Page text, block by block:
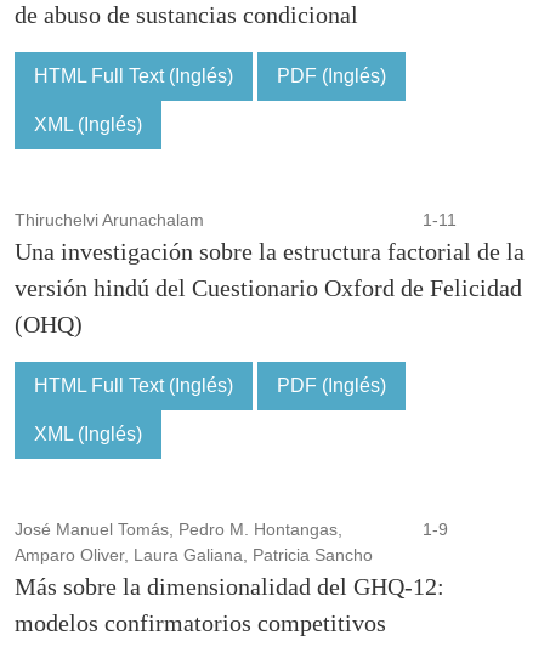
de abuso de sustancias condicional
HTML Full Text (Inglés) PDF (Inglés)
XML (Inglés)
Thiruchelvi Arunachalam 1-11
Una investigación sobre la estructura factorial de la
versión hindú del Cuestionario Oxford de Felicidad
(OHQ)
HTML Full Text (Inglés) PDF (Inglés)
XML (Inglés)
José Manuel Tomás, Pedro M. Hontangas,
Amparo Oliver, Laura Galiana, Patricia Sancho
1-9
Más sobre la dimensionalidad del GHQ-12:
modelos confirmatorios competitivos